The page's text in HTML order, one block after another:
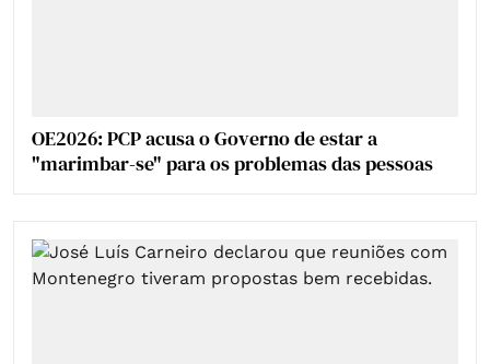
OE2026: PCP acusa o Governo de estar a
"marimbar-se" para os problemas das pessoas